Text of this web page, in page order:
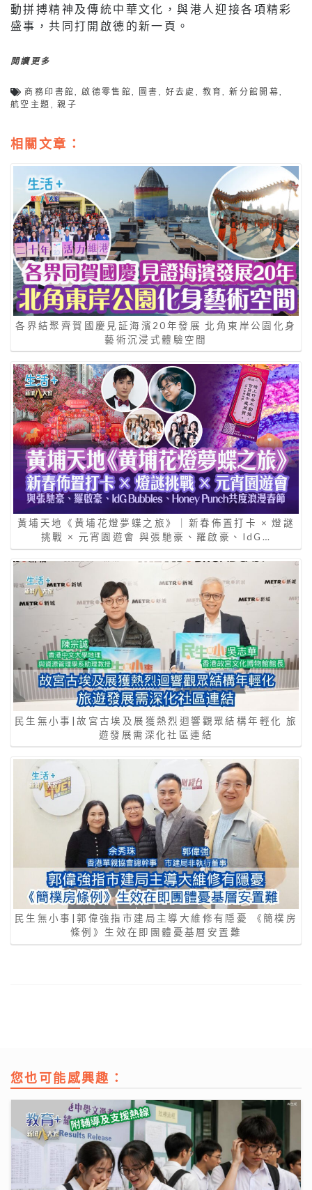
動拼搏精神及傳統中華文化，與港人迎接各項精彩
盛事，共同打開啟德的新一頁。
閱讀更多
商務印書館,啟德零售館, 圖書 , 好去處 , 教育,新分館開幕,
航空主題 ,親子
相關文章：
各界結聚齊賀國慶見証海濱20年發展 北角東岸公園化身
藝術沉浸式體驗空間
黃埔天地《黄埔花燈夢蝶之旅》｜新春佈置打卡 × 燈謎
挑戰 × 元宵園遊會 與張馳豪、羅啟豪、IdG…
民生無小事|故宮古埃及展獲熱烈迴響觀眾結構年輕化 旅
遊發展需深化社區連結
民生無小事|郭偉強指市建局主導大維修有隱憂 《簡樸房
條例》生效在即團體憂基層安置難
您也可能感興趣：